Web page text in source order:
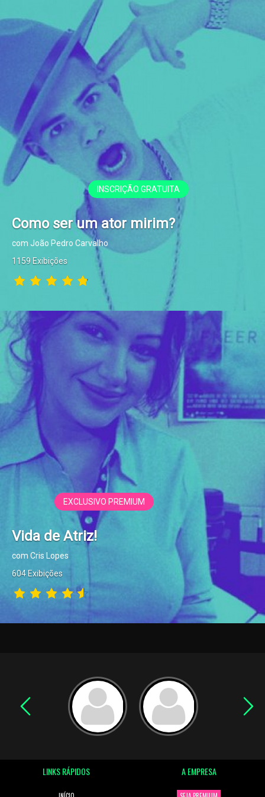
INSCRIÇÃO GRATUITA
Como ser um ator mirim?
com João Pedro Carvalho
1159 Exibições
EXCLUSIVO PREMIUM
Vida de Atriz!
com Cris Lopes
604 Exibições
LINKS RÁPIDOS A EMPRESA